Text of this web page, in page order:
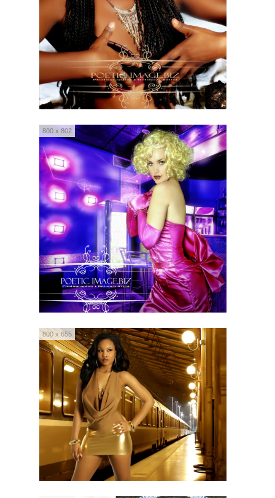
800 x 802
800 x 655